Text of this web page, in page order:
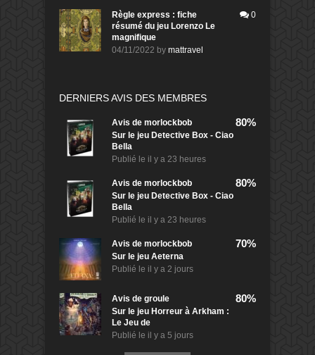
Règle express : fiche
résumé du jeu Lorenzo Le
magnifique
04/11/2022 by mattravel
0
DERNIERS AVIS DES MEMBRES
Avis de morlockbob
Sur le jeu Detective Box - Ciao
Bella
Publié le il y a 23 heures
80%
Avis de morlockbob
Sur le jeu Detective Box - Ciao
Bella
Publié le il y a 23 heures
80%
Avis de morlockbob
Sur le jeu Aeterna
Publié le il y a 2 jours
70%
Avis de groule
Sur le jeu Horreur à Arkham :
Le Jeu de
Publié le il y a 5 jours
80%